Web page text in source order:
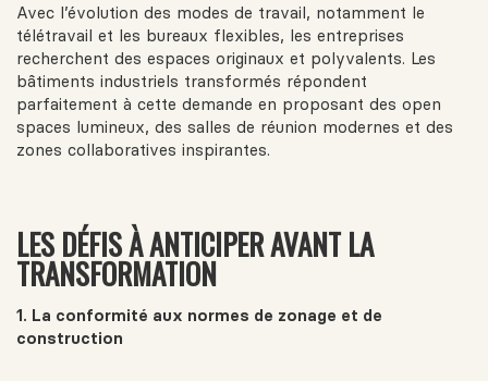
Avec l’évolution des modes de travail, notamment le
télétravail et les bureaux flexibles, les entreprises
recherchent des espaces originaux et polyvalents. Les
bâtiments industriels transformés répondent
parfaitement à cette demande en proposant des open
spaces lumineux, des salles de réunion modernes et des
zones collaboratives inspirantes.
LES DÉFIS À ANTICIPER AVANT LA
TRANSFORMATION
1. La conformité aux normes de zonage et de
construction